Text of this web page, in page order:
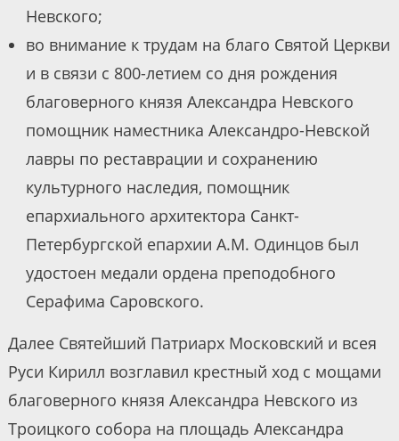
Невского;
во внимание к трудам на благо Святой Церкви
и в связи с 800-летием со дня рождения
благоверного князя Александра Невского
помощник наместника Александро-Невской
лавры по реставрации и сохранению
культурного наследия, помощник
епархиального архитектора Санкт-
Петербургской епархии А.М. Одинцов был
удостоен медали ордена преподобного
Серафима Саровского.
Далее Святейший Патриарх Московский и всея
Руси Кирилл возглавил крестный ход c мощами
благоверного князя Александра Невского из
Троицкого собора на площадь Александра